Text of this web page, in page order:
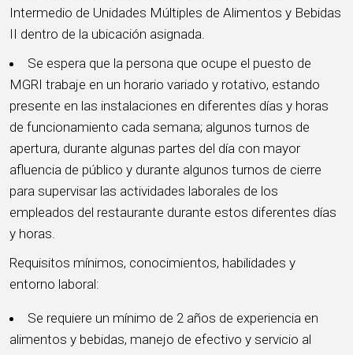
Intermedio de Unidades Múltiples de Alimentos y Bebidas
II dentro de la ubicación asignada.
Se espera que la persona que ocupe el puesto de
MGRI trabaje en un horario variado y rotativo, estando
presente en las instalaciones en diferentes días y horas
de funcionamiento cada semana; algunos turnos de
apertura, durante algunas partes del día con mayor
afluencia de público y durante algunos turnos de cierre
para supervisar las actividades laborales de los
empleados del restaurante durante estos diferentes días
y horas.
Requisitos mínimos, conocimientos, habilidades y
entorno laboral:
Se requiere un mínimo de 2 años de experiencia en
alimentos y bebidas, manejo de efectivo y servicio al